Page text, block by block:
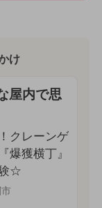
け
屋内で思
クレーンゲ
爆獲横丁』
☆